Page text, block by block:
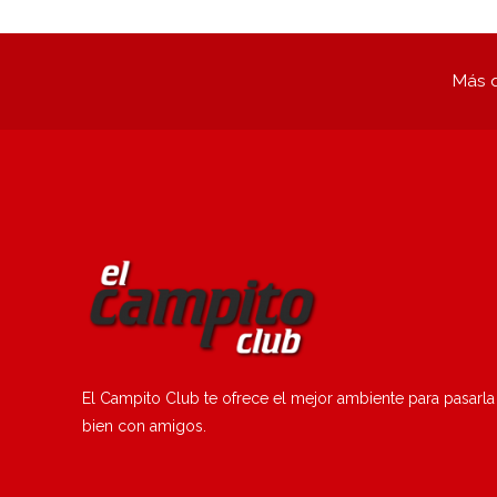
Más
El Campito Club te ofrece el mejor ambiente para pasarla
bien con amigos.